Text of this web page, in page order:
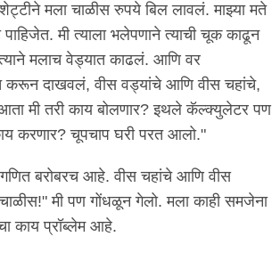
मला चाळीस रुपये बिल लावलं. माझ्या मते
पाहिजेत. मी त्याला भलेपणाने त्याची चूक काढून
मलाच वेड्यात काढलं. आणि वर
करून दाखवलं, वीस वड्यांचे आणि वीस चहांचे,
मी तरी काय बोलणार? इथले कॅल्क्युलेटर पण
करणार? चूपचाप घरी परत आलो."
बरोबरच आहे. वीस चहांचे आणि वीस
मी पण गोंधळून गेलो. मला काही समजेना
काय प्रॉब्लेम आहे.